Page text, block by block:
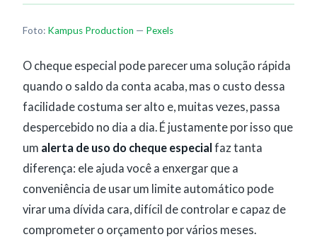
Foto: Kampus Production — Pexels
O cheque especial pode parecer uma solução rápida
quando o saldo da conta acaba, mas o custo dessa
facilidade costuma ser alto e, muitas vezes, passa
despercebido no dia a dia. É justamente por isso que
um alerta de uso do cheque especial faz tanta
diferença: ele ajuda você a enxergar que a
conveniência de usar um limite automático pode
virar uma dívida cara, difícil de controlar e capaz de
comprometer o orçamento por vários meses.